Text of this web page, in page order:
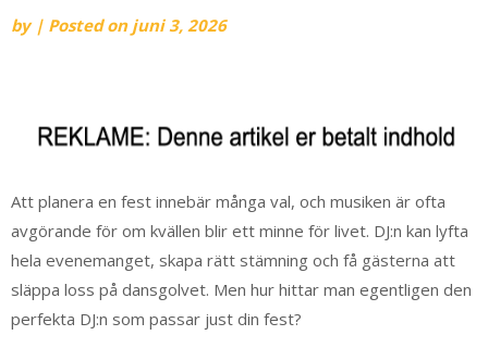
by | Posted on juni 3, 2026
Att planera en fest innebär många val, och musiken är ofta
avgörande för om kvällen blir ett minne för livet. DJ:n kan lyfta
hela evenemanget, skapa rätt stämning och få gästerna att
släppa loss på dansgolvet. Men hur hittar man egentligen den
perfekta DJ:n som passar just din fest?